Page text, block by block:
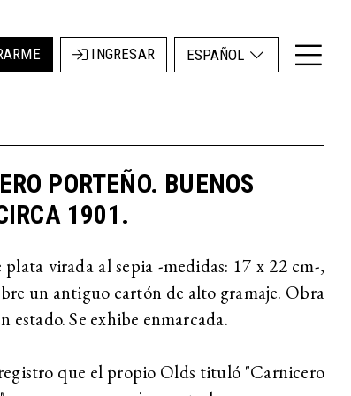
INGRESAR ESPAÑOL
PORTEÑO. BUENOS
1901.
virada al sepia -medidas: 17 x 22 cm-,
un antiguo cartón de alto gramaje. Obra
estado. Se exhibe enmarcada.
que el propio Olds tituló "Carnicero